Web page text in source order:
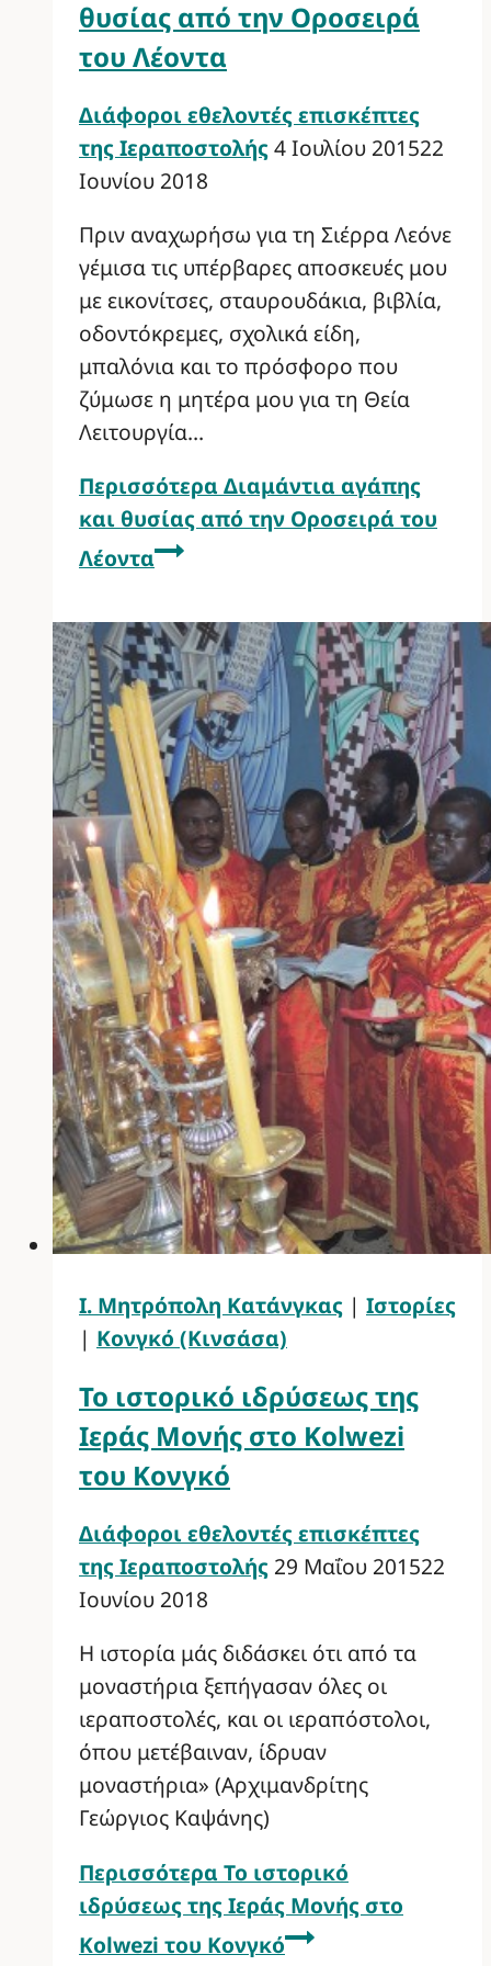
θυσίας από την Οροσειρά
του Λέοντα
Διάφοροι εθελοντές επισκέπτες
της Ιεραποστολής 4 Ιουλίου 201522
Ιουνίου 2018
Πριν αναχωρήσω για τη Σιέρρα Λεόνε
γέμισα τις υπέρβαρες αποσκευές μου
με εικονίτσες, σταυρουδάκια, βιβλία,
οδοντόκρεμες, σχολικά είδη,
μπαλόνια και το πρόσφορο που
ζύμωσε η μητέρα μου για τη Θεία
Λειτουργία…
Περισσότερα Διαμάντια αγάπης
και θυσίας από την Οροσειρά του
Λέοντα
Ι. Μητρόπολη Κατάνγκας | Ιστορίες
| Κονγκό (Κινσάσα)
Το ιστορικό ιδρύσεως της
Ιεράς Μονής στο Kolwezi
του Κονγκό
Διάφοροι εθελοντές επισκέπτες
της Ιεραποστολής 29 Μαΐου 201522
Ιουνίου 2018
Η ιστορία μάς διδάσκει ότι από τα
μοναστήρια ξεπήγασαν όλες οι
ιεραποστολές, και οι ιεραπόστολοι,
όπου μετέβαιναν, ίδρυαν
μοναστήρια» (Αρχιμανδρίτης
Γεώργιος Καψάνης)
Περισσότερα Το ιστορικό
ιδρύσεως της Ιεράς Μονής στο
Kolwezi του Κονγκό